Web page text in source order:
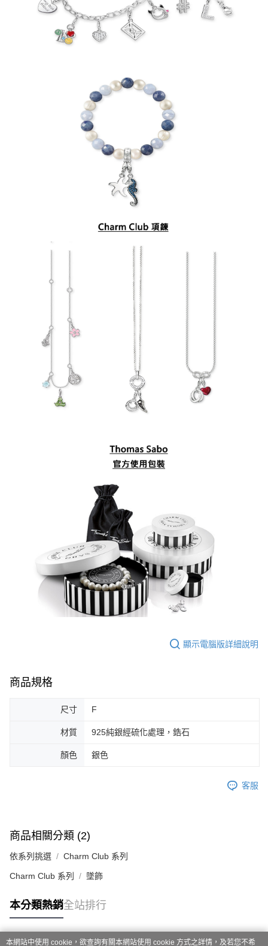
顯示電腦版詳細說明
商品規格
尺寸 F
材質 925純銀經硫化處理，鋯石
顏色 銀色
客服
商品相關分類 (2)
依系列挑選 Charm Club 系列
Charm Club 系列 墜飾
本分類熱銷全站排行
本網站中使用 cookie，欲查詢有關本網站使用 cookie 方式之詳情，及若您不希